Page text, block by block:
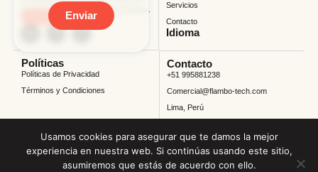
Enviar
estrategias y estrategias en resultados.
ver más
Servicios
Contacto
Idioma
Políticas
Políticas de Privacidad
Términos y Condiciones
Contacto
+51 995881238
Comercial@flambo-tech.com
Lima, Perú
Usamos cookies para asegurar que te damos la mejor
experiencia en nuestra web. Si continúas usando este sitio,
asumiremos que estás de acuerdo con ello.